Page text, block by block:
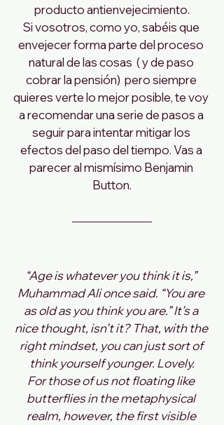
producto antienvejecimiento.
Si vosotros, como yo, sabéis que
envejecer forma parte del proceso
natural de las cosas  ( y de paso
cobrar la pensión)  pero siempre
quieres verte lo mejor posible, te voy
a recomendar una serie de pasos a
seguir para intentar mitigar los
efectos del paso del tiempo. Vas a
parecer al mismísimo Benjamin
Button.
“Age is whatever you think it is,”
Muhammad Ali once said. “You are
as old as you think you are.” It’s a
nice thought, isn’t it? That, with the
right mindset, you can just sort of
think yourself younger. Lovely.
For those of us not floating like
butterflies in the metaphysical
realm, however, the first visible